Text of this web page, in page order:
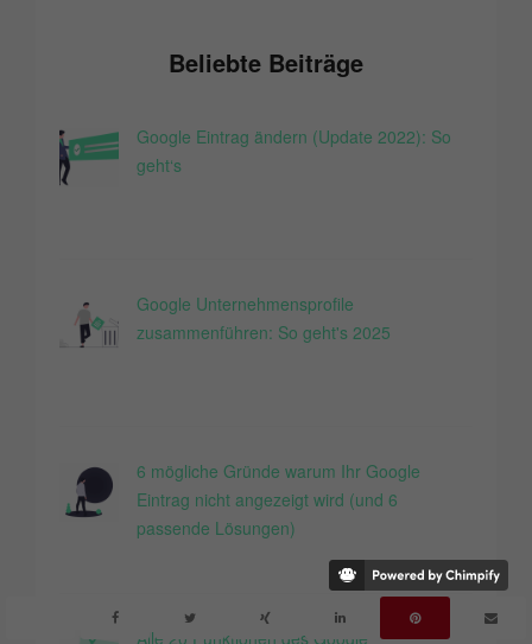
Beliebte Beiträge
Google Eintrag ändern (Update 2022): So
geht‘s
Google Unternehmensprofile
zusammenführen: So geht's 2025
6 mögliche Gründe warum Ihr Google
Eintrag nicht angezeigt wird (und 6
passende Lösungen)
Alle 20 Funktionen des Google